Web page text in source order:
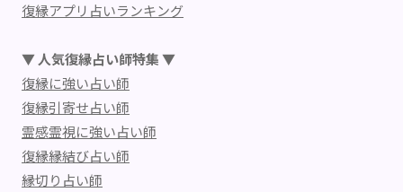
復縁アプリ占いランキング
▼ 人気復縁占い師特集 ▼
復縁に強い占い師
復縁引寄せ占い師
霊感霊視に強い占い師
復縁縁結び占い師
縁切り占い師